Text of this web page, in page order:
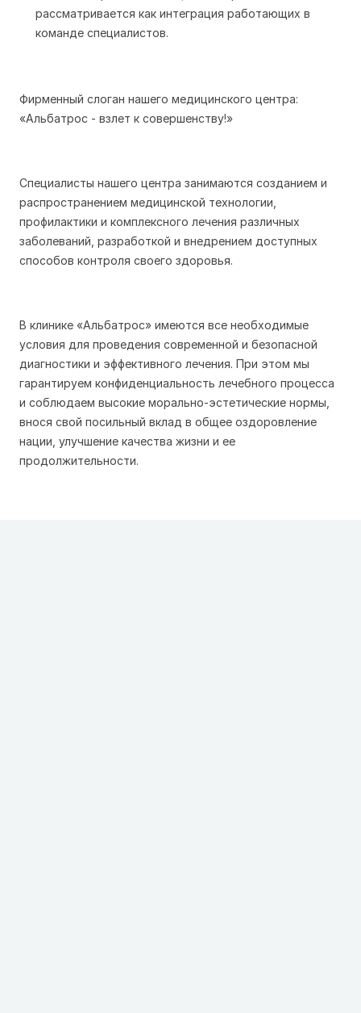
рассматривается как интеграция работающих в
команде специалистов.
Фирменный слоган нашего медицинского центра:
«Альбатрос - взлет к совершенству!»
Специалисты нашего центра занимаются созданием и
распространением медицинской технологии,
профилактики и комплексного лечения различных
заболеваний, разработкой и внедрением доступных
способов контроля своего здоровья.
В клинике «Альбатрос» имеются все необходимые
условия для проведения современной и безопасной
диагностики и эффективного лечения. При этом мы
гарантируем конфиденциальность лечебного процесса
и соблюдаем высокие морально-эстетические нормы,
внося свой посильный вклад в общее оздоровление
нации, улучшение качества жизни и ее
продолжительности.